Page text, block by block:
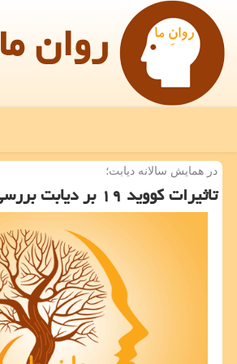
روان ما
در همایش سالانه دیابت؛
تاثیرات كووید ۱۹ بر دیابت بررسی می شود